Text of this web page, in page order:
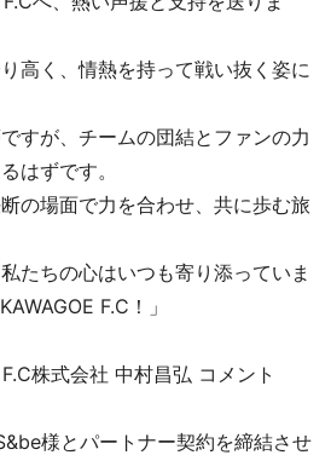
高く、情熱を持って戦い抜く姿に
すが、チームの団結とファンの力
はずです。
の場面で力を合わせ、共に歩む旅
たちの心はいつも寄り添っていま
F.C！」
株式会社 中村昌弘 コメント
様とパートナー契約を締結させ